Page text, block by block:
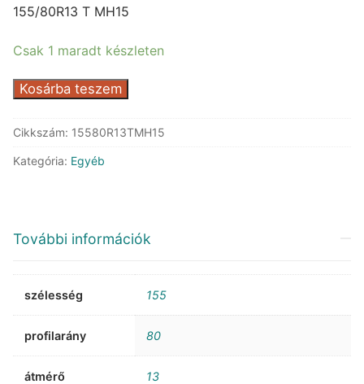
was:
155/80R13 T MH15
Csak 1 maradt készleten
Marshal
mennyiség
Kosárba teszem
Cikkszám: 15580R13TMH15
Kategória: Egyéb
További információk
szélesség 155
profilarány 80
átmérő 13